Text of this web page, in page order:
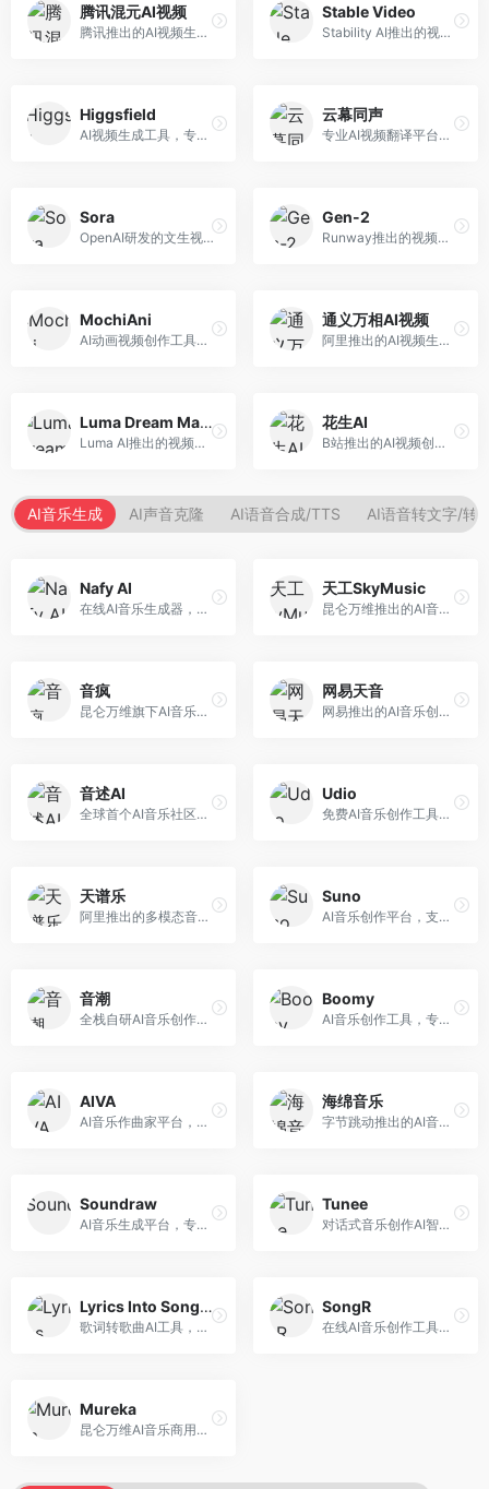
腾讯混元AI视频
腾讯推出的AI视频生成工具，基于混元大模型。面向腾讯生态用户和内容创作者，支持文生视频、视频编辑等功能，与腾讯产品生态深度整合。
Stable Video
Stability AI推出的视频生成模型，开源可部署。面向开发者和专业创作者，支持视频生成、视频编辑等功能，开源生态完善，定制化程度高。
Higgsfield
AI视频生成工具，专注于高质量视频内容创作。面向视频创作者和营销人员，支持文生视频、视频编辑等功能，视频效果逼真，适合商业应用。
云幕同声
专业AI视频翻译平台，支持视频多语言配音和字幕生成。面向跨境电商和内容出海从业者，提供视频翻译、配音、字幕生成等服务，多语言支持完善。
Sora
OpenAI研发的文生视频大模型，可根据文字描述生成长达60秒的高清视频。面向影视创作者、广告从业者和内容生产者，视频连贯性强，物理世界理解准确，代表了AI视频生成的最高水平。
Gen-2
Runway推出的视频生成模型，专注于文生视频和视频风格转换。面向影视制作人和创意工作者，支持文本到视频、图像到视频等多种生成模式，视频质量专业级。
MochiAni
AI动画视频创作工具，专注于动画内容生成。面向动画创作者和二次元内容生产者，支持动画风格视频生成，动画效果流畅，适合动漫内容创作。
通义万相AI视频
阿里推出的AI视频生成服务，整合图像与视频创作能力。面向电商和营销从业者，支持商品视频生成、营销视频制作等服务，商业应用场景丰富。
Luma Dream Machine
Luma AI推出的视频生成工具，专注于高质量视频创作。面向影视创作者和内容生产者，支持文生视频、图生视频，视频质量高，物理运动流畅自然。
花生AI
B站推出的AI视频创作工具，专注于短视频内容生成。面向B站创作者，支持视频生成、视频编辑等功能，与B站平台深度整合，创作效率高。
AI音乐生成 AI声音克隆 AI语音合成/TTS AI语音转文字/转
Nafy AI
在线AI音乐生成器，专注于快速音乐创作。面向内容创作者，支持多种风格音乐生成，操作简便，生成速度快，适合快速配乐需求。
天工SkyMusic
昆仑万维推出的AI音乐创作平台，基于天工大模型。面向音乐创作者，支持歌词生成、旋律创作、音乐编曲等服务，中文音乐创作能力强。
音疯
昆仑万维旗下AI音乐创作平台，专注于音乐内容生成。面向音乐爱好者和内容创作者，提供多种风格音乐生成，操作简便，创作速度快。
网易天音
网易推出的AI音乐创作工具，支持作词、作曲与编曲。面向音乐爱好者和独立音乐人，提供歌词生成、旋律创作、编曲制作等服务，与网易云音乐生态深度整合。
音述AI
全球首个AI音乐社区平台，整合创作与分享功能。面向音乐创作者和爱好者，提供音乐创作、作品分享、社区交流等服务，社区氛围活跃。
Udio
免费AI音乐创作工具，专注于高质量音乐生成。面向音乐创作者和内容制作者，支持多种音乐风格生成，音质专业，创作自由度高，适合专业音乐制作场景。
天谱乐
阿里推出的多模态音乐生成平台，整合音频与文本理解能力。面向内容创作者，支持歌词生成、旋律创作、音乐编辑等服务，与阿里生态深度整合。
Suno
AI音乐创作平台，支持通过文字描述生成完整歌曲，包含歌词、旋律和人声。面向音乐爱好者、内容创作者和独立音乐人，操作门槛低，创作速度快，支持多种音乐风格，为音乐创作带来全新可能。
音潮
全栈自研AI音乐创作平台，支持从创作到发布的完整流程。面向独立音乐人和音乐工作室，提供作词作曲、编曲混音、音乐发布等服务，创作工具专业。
Boomy
AI音乐创作工具，专注于快速音乐生成与发布。面向音乐爱好者和业余创作者，支持一键生成原创音乐，可直接发布到音乐平台，创作门槛低。
AIVA
AI音乐作曲家平台，专注于古典和影视配乐创作。面向影视制作人和游戏开发者，提供原创音乐生成、配乐定制等服务，音乐风格专业，适合影视游戏配乐。
海绵音乐
字节跳动推出的AI音乐创作平台，支持多风格音乐生成。面向内容创作者和音乐爱好者，提供歌词创作、旋律生成、编曲制作等服务，创作效率高，适合短视频配乐。
Soundraw
AI音乐生成平台，专注于免版税音乐创作。面向视频创作者和内容制作者，提供背景音乐生成、音乐定制等服务，音乐版权清晰，适合视频配乐场景。
Tunee
对话式音乐创作AI智能体，支持自然语言交互创作。面向音乐爱好者，通过对话方式完成音乐创作，交互体验友好，创作过程直观。
Lyrics Into Song AI
歌词转歌曲AI工具，支持将歌词转化为完整歌曲。面向歌词创作者和音乐爱好者，提供歌词谱曲、编曲制作等服务，歌词音乐化效率高。
SongR
在线AI音乐创作工具，支持歌词与旋律一体化生成。面向内容创作者和音乐爱好者，提供歌词创作、旋律生成、音乐制作等服务，操作简便，创作速度快。
Mureka
昆仑万维AI音乐商用创作平台，专注于商业音乐授权。面向企业和商业用户，提供版权音乐生成、商用授权等服务，音乐版权清晰，商业应用安全。